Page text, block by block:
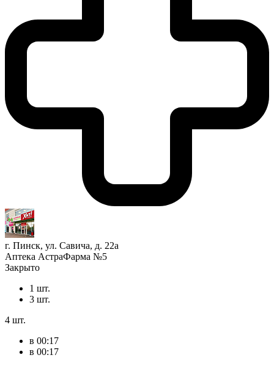
г. Пинск, ул. Савича, д. 22а
Аптека АстраФарма №5
Закрыто
1 шт.
3 шт.
4 шт.
в 00:17
в 00:17